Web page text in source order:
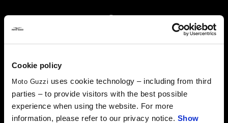
Cookie policy
Moto Guzzi uses cookie technology – including from third
parties – to provide visitors with the best possible
experience when using the website. For more
information, please refer to our privacy notice. Show
CẨM NANG MOTO GUZZI
Tải hướng dẫn bảo dưỡng dưới dạng PDF
NHẤN VÀO ĐÂY